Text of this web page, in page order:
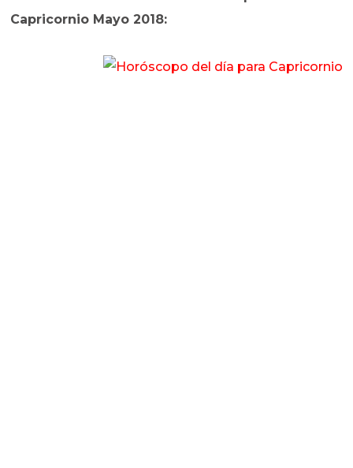
Capricornio Mayo 2018: